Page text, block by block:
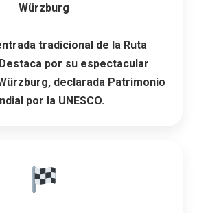
Würzburg
tradicional de la Ruta
por su espectacular
, declarada Patrimonio
por la UNESCO.